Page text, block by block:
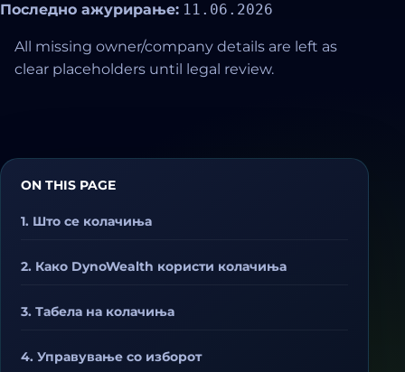
Последно ажурирање: 11.06.2026
All missing owner/company details are left as
clear placeholders until legal review.
ON THIS PAGE
1. Што се колачиња
2. Како DynoWealth користи колачиња
3. Табела на колачиња
4. Управување со изборот